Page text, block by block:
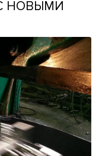
С НОВЫМИ